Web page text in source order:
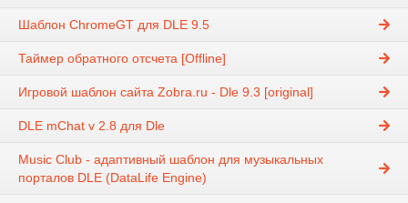
Шаблон ChromeGT для DLE 9.5
Таймер обратного отсчета [Offline]
Игровой шаблон сайта Zobra.ru - Dle 9.3 [original]
DLE mChat v 2.8 для Dle
Music Club - адаптивный шаблон для музыкальных
порталов DLE (DataLife Engine)